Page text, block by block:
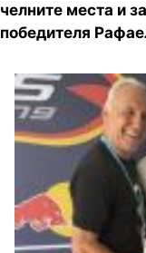
челните места и
победителя